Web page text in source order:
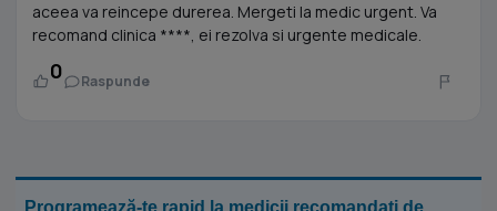
aceea va reincepe durerea. Mergeti la medic urgent. Va
recomand clinica ****, ei rezolva si urgente medicale.
0 Raspunde
Programează-te rapid la medicii recomandați de